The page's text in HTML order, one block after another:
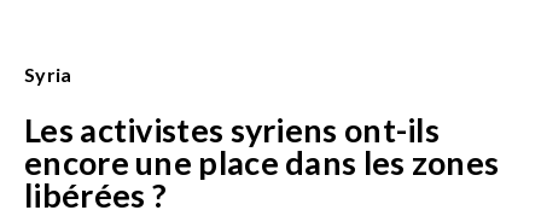
Syria
Les activistes syriens ont-ils
encore une place dans les zones
libérées ?